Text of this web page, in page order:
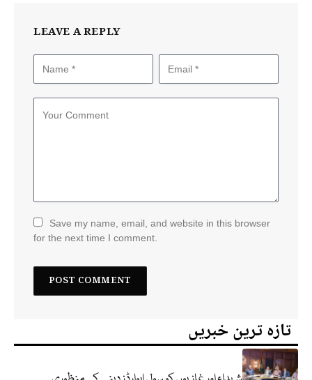
LEAVE A REPLY
Save my name, email, and website in this browser
for the next time I comment.
تازہ ترین خبریں